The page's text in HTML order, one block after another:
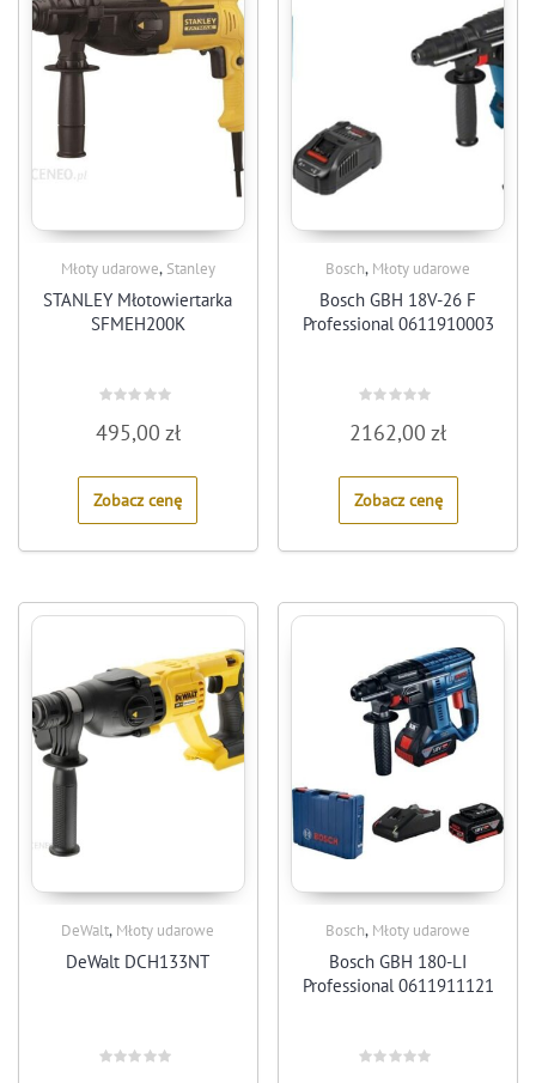
Młoty udarowe, Stanley
STANLEY Młotowiertarka
SFMEH200K
0
out
5
495,00 zł
Zobacz cenę
Bosch, Młoty udarowe
Bosch GBH 18V-26 F
Professional 0611910003
0
out
5
2162,00zł
Zobacz cenę
DeWalt, Młoty udarowe
DeWalt DCH133NT
Bosch, Młoty udarowe
Bosch GBH 180-LI
Professional 0611911121